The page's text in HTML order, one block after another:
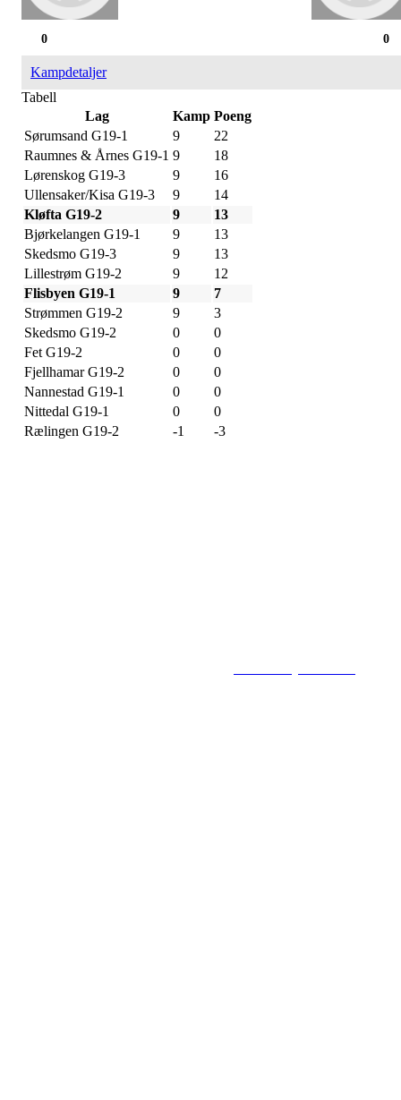
0
0
Kampdetaljer
Tabell
Lag
Kamp Poeng
Sørumsand G19-1
9
22
Raumnes & Årnes G19-1 9
18
Lørenskog G19-3
9
16
Ullensaker/Kisa G19-3
9
14
Kløfta G19-2
9
13
Bjørkelangen G19-1
9
13
Skedsmo G19-3
9
13
Lillestrøm G19-2
9
12
Flisbyen G19-1
9
7
Strømmen G19-2
9
3
Skedsmo G19-2
0
0
Fet G19-2
0
0
Fjellhamar G19-2
0
0
Nannestad G19-1
0
0
Nittedal G19-1
0
0
Rælingen G19-2
-1 -3